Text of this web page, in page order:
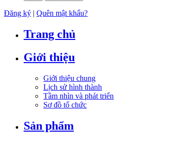
Đăng ký | Quên mật khẩu?
Trang chủ
Giới thiệu
Giới thiệu chung
Lịch sử hình thành
Tầm nhìn và phát triển
Sơ đồ tổ chức
Sản phẩm